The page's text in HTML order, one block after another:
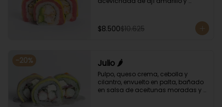
$8.500$10.625
-20% Julio 🌶️
Pulpo, queso crema, cebolla y
cilantro, envuelto en palta, bañado
en salsa de aceitunas moradas y